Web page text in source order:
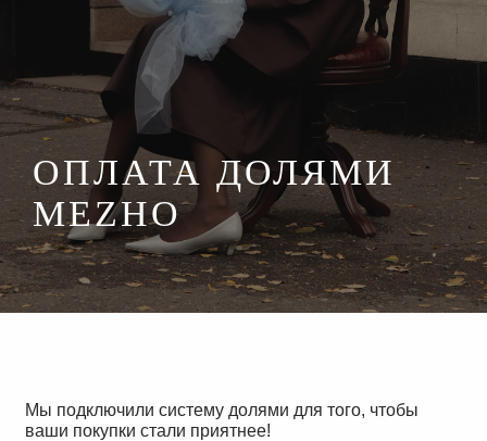
ОПЛАТА ДОЛЯМИ
MEZHO
Мы подключили систему долями для того, чтобы
ваши покупки стали приятнее!